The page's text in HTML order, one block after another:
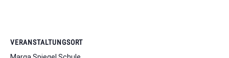
VERANSTALTUNGSORT